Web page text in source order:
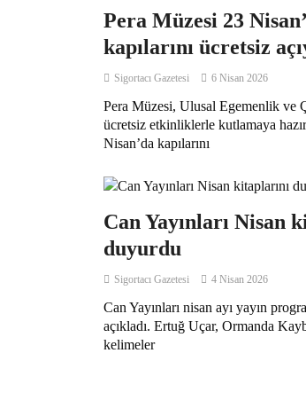
Pera Müzesi 23
kapılarını ücretsiz
Sigortacı Gazetesi 6 Nisan 2026
Pera Müzesi, Ulusal Egemenlik ve
ücretsiz etkinliklerle kutlamaya
Nisan’da kapılarını
Can Yayınları Nisan
duyurdu
Sigortacı Gazetesi 4 Nisan 2026
Can Yayınları nisan ayı yayın
açıkladı. Ertuğ Uçar, Ormanda
kelimeler